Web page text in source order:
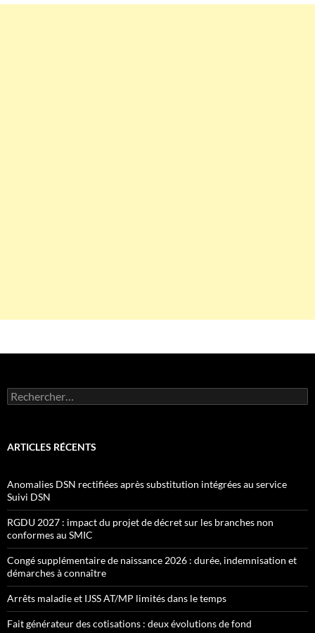
Rechercher :
ARTICLES RÉCENTS
Anomalies DSN rectifiées après substitution intégrées au service
Suivi DSN
RGDU 2027 : impact du projet de décret sur les branches non
conformes au SMIC
Congé supplémentaire de naissance 2026 : durée, indemnisation et
démarches à connaître
Arrêts maladie et IJSS AT/MP limités dans le temps
Fait générateur des cotisations : deux évolutions de fond